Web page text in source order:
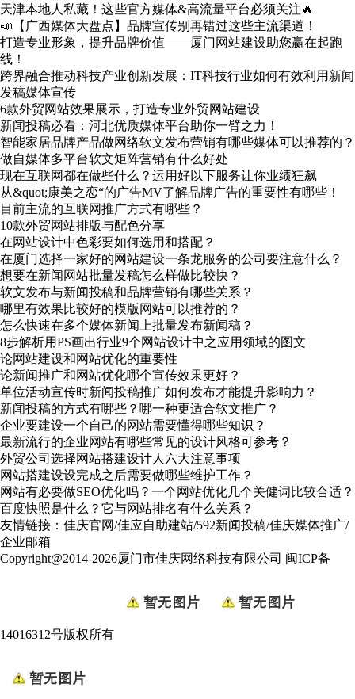
天津本地人私藏！这些官方媒体&高流量平台必须关注🔥
📣【广西媒体大盘点】品牌宣传别再错过这些主流渠道！
打造专业形象，提升品牌价值——厦门网站建设助您赢在起跑
线！
跨界融合推动科技产业创新发展：IT科技行业如何有效利用新闻
发稿媒体宣传
6款外贸网站效果展示，打造专业外贸网站建设
新闻投稿必看：河北优质媒体平台助你一臂之力！
智能家居品牌产品做网络软文发布营销有哪些媒体可以推荐的？
做自媒体多平台软文矩阵营销有什么好处
现在互联网都在做些什么？运用好以下服务让你业绩狂飙
从&quot;康美之恋“的广告MV了解品牌广告的重要性有哪些！
目前主流的互联网推广方式有哪些？
10款外贸网站排版与配色分享
在网站设计中色彩要如何选用和搭配？
在厦门选择一家好的网站建设一条龙服务的公司要注意什么？
想要在新闻网站批量发稿怎么样做比较快？
软文发布与新闻投稿和品牌营销有哪些关系？
哪里有效果比较好的模版网站可以推荐的？
怎么快速在多个媒体新闻上批量发布新闻稿？
8步解析用PS画出行业9个网站设计中之应用领域的图文
论网站建设和网站优化的重要性
论新闻推广和网站优化哪个宣传效果更好？
单位活动宣传时新闻投稿推广如何发布才能提升影响力？
新闻投稿的方式有哪些？哪一种更适合软文推广？
企业要建设一个自己的网站需要懂得哪些知识？
最新流行的企业网站有哪些常见的设计风格可参考？
外贸公司选择网站搭建设计人六大注意事项
网站搭建设设完成之后需要做哪些维护工作？
网站有必要做SEO优化吗？一个网站优化几个关健词比较合适？
百度快照是什么？它与网站排名有什么关系？
友情链接： 佳庆官网/佳应自助建站/592新闻投稿/佳庆媒体推广/
企业邮箱
Copyright@2014-2026厦门市佳庆网络科技有限公司 闽ICP备
14016312号版权所有